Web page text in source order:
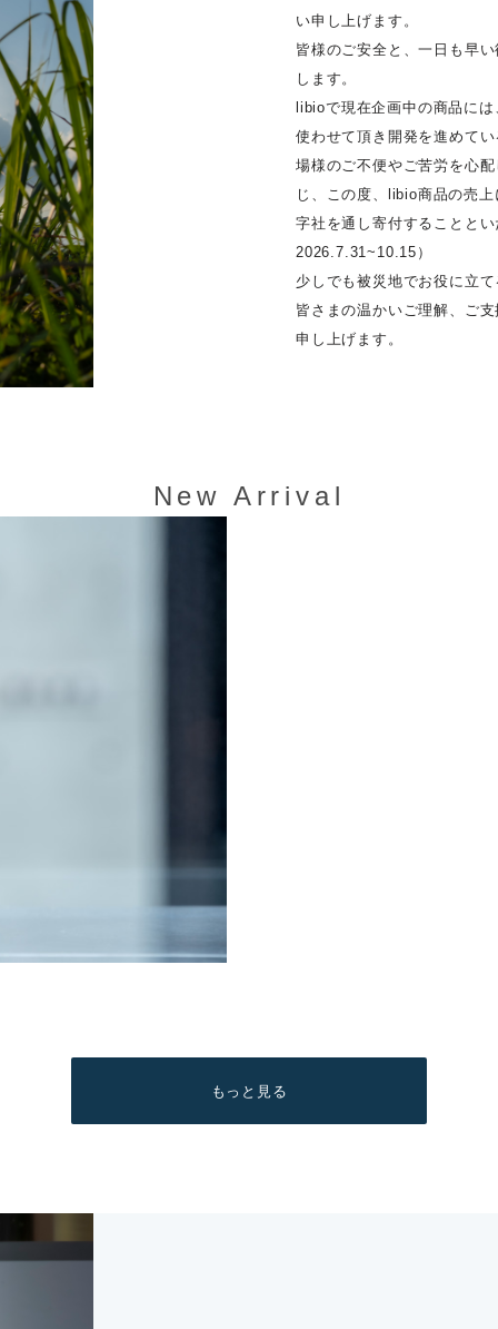
い申し上げます。
皆様のご安全と、一日も早
します。
libioで現在企画中の商品に
使わせて頂き開発を進めて
場様のご不便やご苦労を心
じ、この度、libio商品の売
字社を通し寄付することと
2026.7.31~10.15）
少しでも被災地でお役に立
皆さまの温かいご理解、ご
申し上げます。
New Arrival
もっと見る